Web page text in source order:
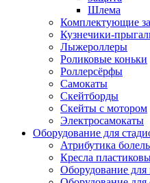
Шлема
Комплектующие
Кузнечики-
Лыжероллеры
Роликовые коньки
Роллерсёрфы
Самокаты
Скейтборды
Скейты с мотором
Электросамокаты
Оборудование для
Атрибутика
Кресла
Оборудование